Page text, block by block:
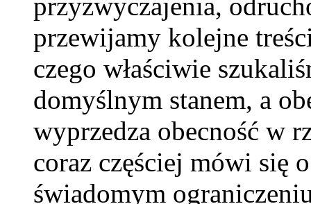
przewijamy kolejne
czego właściwie
domyślnym stanem, a
wyprzedza obecność w
coraz częściej mówi się
świadomym